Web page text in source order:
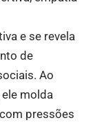
e se revela
de
Ao
molda
pressões